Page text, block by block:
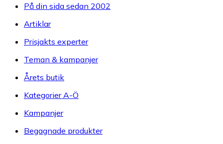
På din sida sedan 2002
Artiklar
Prisjakts experter
Teman & kampanjer
Årets butik
Kategorier A-Ö
Kampanjer
Begagnade produkter